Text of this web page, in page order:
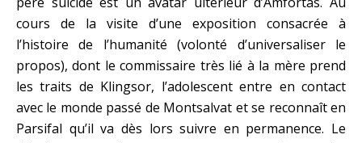
cours de la visite d’une exposition consacrée à
l’histoire de l’humanité (volonté d’universaliser le
propos), dont le commissaire très lié à la mère prend
les traits de Klingsor, l’adolescent entre en contact
avec le monde passé de Montsalvat et se reconnaît en
Parsifal qu’il va dès lors suivre en permanence. Le